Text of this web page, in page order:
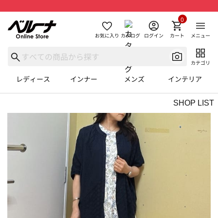
お気に入り カタログ ログイン カート
0
メニュー
カテゴリ
レディース インナー メンズ インテリア
SHOP LIST